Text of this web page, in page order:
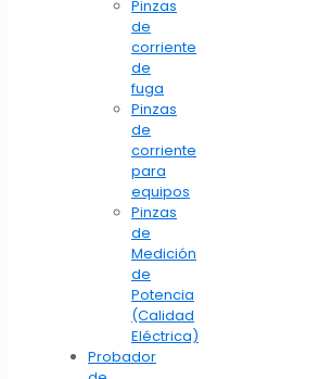
Pinzas
de
corriente
de
fuga
Pinzas
de
corriente
para
equipos
Pinzas
de
Medición
de
Potencia
(Calidad
Eléctrica)
Probador